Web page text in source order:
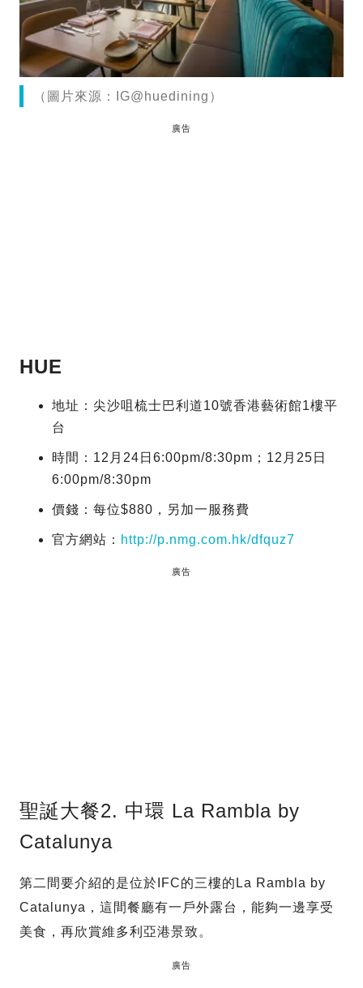
（圖片來源：IG@huedining）
廣告
HUE
地址：尖沙咀梳士巴利道10號香港藝術館1樓平
台
時間：12月24日6:00pm/8:30pm；12月25日
6:00pm/8:30pm
價錢：每位$880，另加一服務費
官方網站： http://p.nmg.com.hk/dfquz7
廣告
聖誕大餐2. 中環 La Rambla by
Catalunya
第二間要介紹的是位於IFC的三樓的La Rambla by
Catalunya，這間餐廳有一戶外露台，能夠一邊享受
美食，再欣賞維多利亞港景致。
廣告